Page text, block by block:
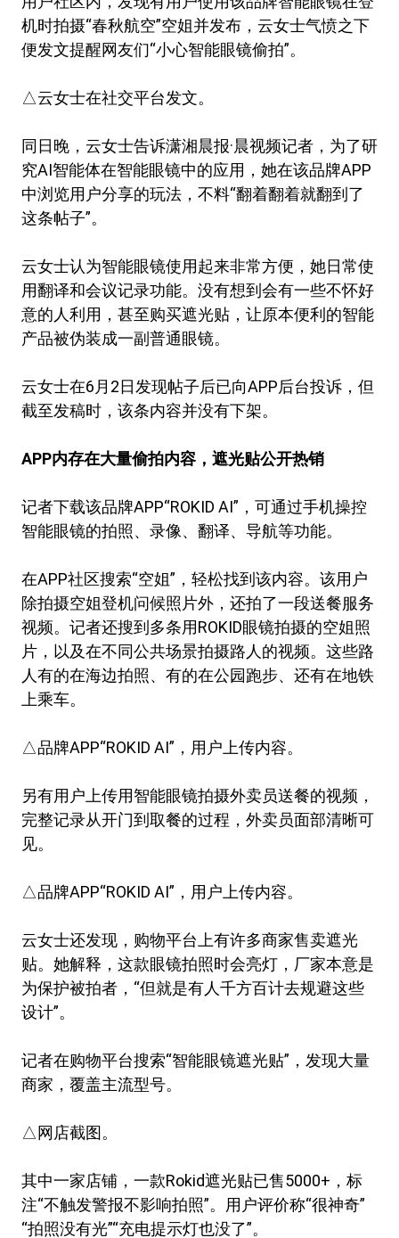
机时拍摄“春秋航空”空姐并发布，云女士气愤之下
便发文提醒网友们“小心智能眼镜偷拍”。
△云女士在社交平台发文。
同日晚，云女士告诉潇湘晨报·晨视频记者，为了研
究AI智能体在智能眼镜中的应用，她在该品牌APP
中浏览用户分享的玩法，不料“翻着翻着就翻到了
这条帖子”。
云女士认为智能眼镜使用起来非常方便，她日常使
用翻译和会议记录功能。没有想到会有一些不怀好
意的人利用，甚至购买遮光贴，让原本便利的智能
产品被伪装成一副普通眼镜。
云女士在6月2日发现帖子后已向APP后台投诉，但
截至发稿时，该条内容并没有下架。
APP内存在大量偷拍内容，遮光贴公开热销
记者下载该品牌APP“ROKID AI”，可通过手机操控
智能眼镜的拍照、录像、翻译、导航等功能。
在APP社区搜索“空姐”，轻松找到该内容。该用户
除拍摄空姐登机问候照片外，还拍了一段送餐服务
视频。记者还搜到多条用ROKID眼镜拍摄的空姐照
片，以及在不同公共场景拍摄路人的视频。这些路
人有的在海边拍照、有的在公园跑步、还有在地铁
上乘车。
△品牌APP“ROKID AI”，用户上传内容。
另有用户上传用智能眼镜拍摄外卖员送餐的视频，
完整记录从开门到取餐的过程，外卖员面部清晰可
见。
△品牌APP“ROKID AI”，用户上传内容。
云女士还发现，购物平台上有许多商家售卖遮光
贴。她解释，这款眼镜拍照时会亮灯，厂家本意是
为保护被拍者，“但就是有人千方百计去规避这些
设计”。
记者在购物平台搜索“智能眼镜遮光贴”，发现大量
商家，覆盖主流型号。
△网店截图。
其中一家店铺，一款Rokid遮光贴已售5000+，标
注“不触发警报不影响拍照”。用户评价称“很神奇”
“拍照没有光”“充电提示灯也没了”。